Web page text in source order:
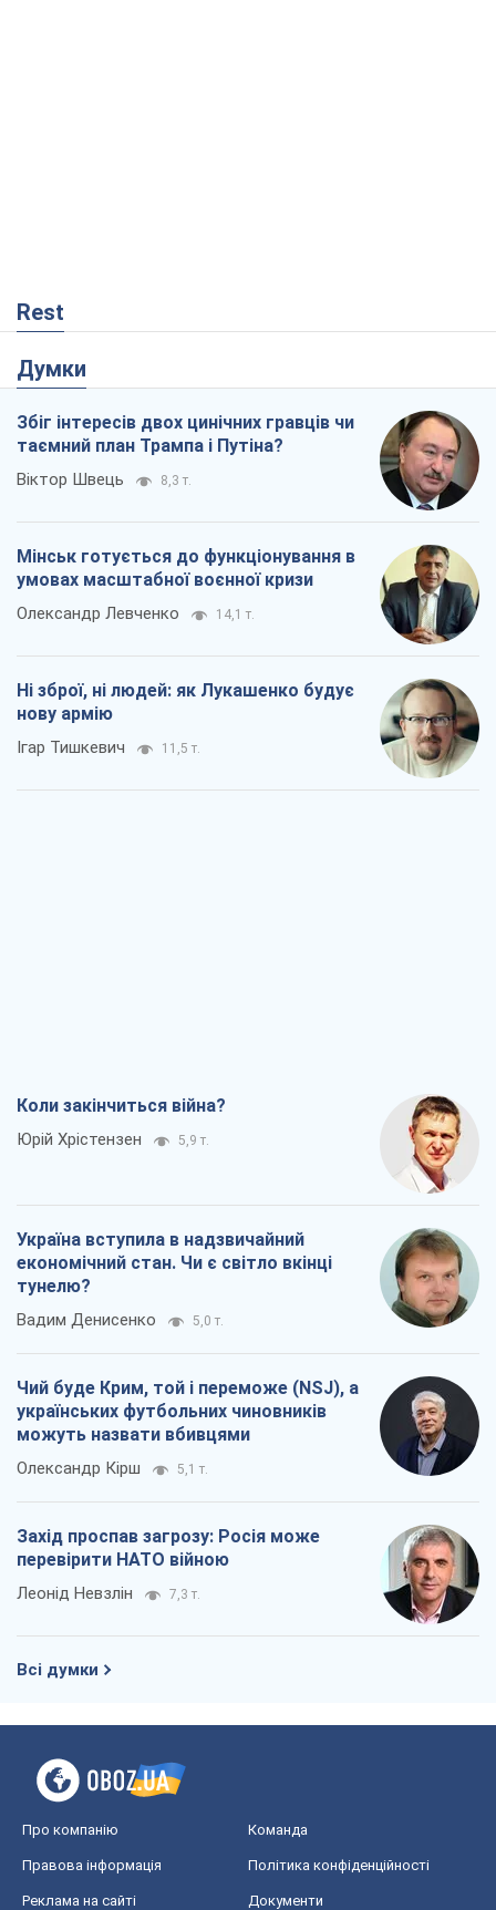
Rest
Думки
Збіг інтересів двох цинічних гравців чи
таємний план Трампа і Путіна?
Віктор Швець 8,3 т.
Мінськ готується до функціонування в
умовах масштабної воєнної кризи
Олександр Левченко 14,1 т.
Ні зброї, ні людей: як Лукашенко будує
нову армію
Ігар Тишкевич 11,5 т.
Коли закінчиться війна?
Юрій Хрістензен 5,9 т.
Україна вступила в надзвичайний
економічний стан. Чи є світло вкінці
тунелю?
Вадим Денисенко 5,0 т.
Чий буде Крим, той і переможе (NSJ), а
українських футбольних чиновників
можуть назвати вбивцями
Олександр Кірш 5,1 т.
Захід проспав загрозу: Росія може
перевірити НАТО війною
Леонід Невзлін 7,3 т.
Всі думки
Про компанію Команда
Правова інформація Політика конфіденційності
Реклама на сайті Документи